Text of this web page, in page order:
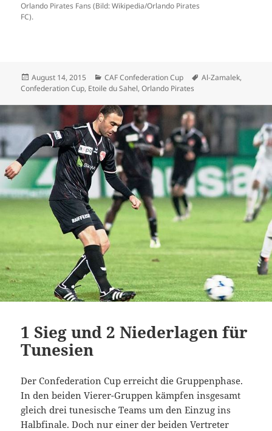
Orlando Pirates Fans (Bild: Wikipedia/Orlando Pirates
FC).
Veröffentlicht
am
August 14, 2015 Kategorien
CAF Confederation Cup Schlagwörter
Al-Zamalek,
Confederation Cup, Etoile du Sahel,Orlando Pirates
1 Sieg und 2 Niederlagen für
Tunesien
Der Confederation Cup erreicht die Gruppenphase.
In den beiden Vierer-Gruppen kämpfen insgesamt
gleich drei tunesische Teams um den Einzug ins
Halbfinale. Doch nur einer der beiden Vertreter